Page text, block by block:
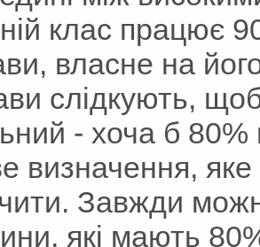
клас працює
власне на
слідкують,
- хоча б 80%
визначення, яке
Завжди
які мають